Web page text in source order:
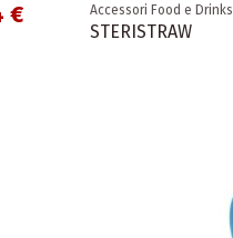
€ Accessori Food e Drinks
STERISTRAW